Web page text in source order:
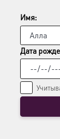
Имя:
Дата